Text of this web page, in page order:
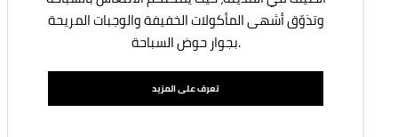
وتذوّق أشهى المأكولات الخفيفة والوجبات المريحة
بجوار حوض السباحة.
تعرف على المزيد